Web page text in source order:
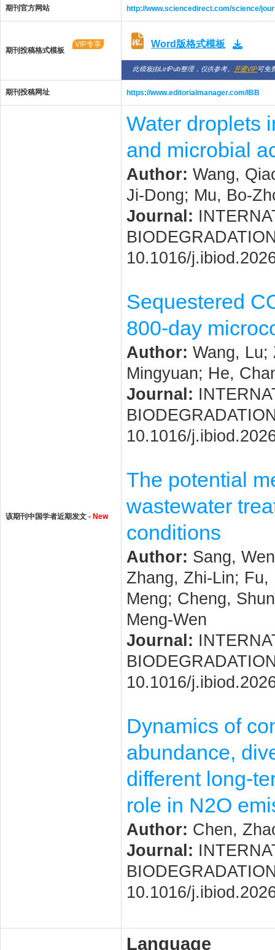
期刊官方网站 http://www.sciencedirect.com/science/
期刊投稿格式模板
VIP专享 Word版格式模板
此模板由LetPub整理，仅供参考。 开通VIP可免
期刊投稿网址 https://www.editorialmanager.com/IBB
该期刊中国学者近期发文 - New
Water droplets
and microbial
Author: Wang,
Ji-Dong; Mu, Bo-
Journal:
10.1016/
Sequestered
800-day
Author: Wang, Lu;
Mingyuan; He,
Journal:
10.1016/
The potential
wastewater
conditions
Author: Sang,
Zhang, Zhi-Lin; Fu,
Meng; Cheng,
Meng-Wen
Journal:
10.1016/
Dynamics of
abundance,
different long-
role in N2O
Author: Chen,
Journal:
10.1016/
Language